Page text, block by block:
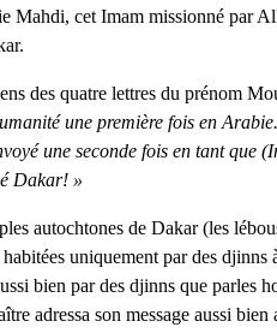
Mahdi, cet Imam missionné par
des quatre lettres du prénom
une première fois en
une seconde fois en tant que
Dakar! »
autochtones de Dakar (les
uniquement par des
bien par des djinns que parles
adressa son message aussi